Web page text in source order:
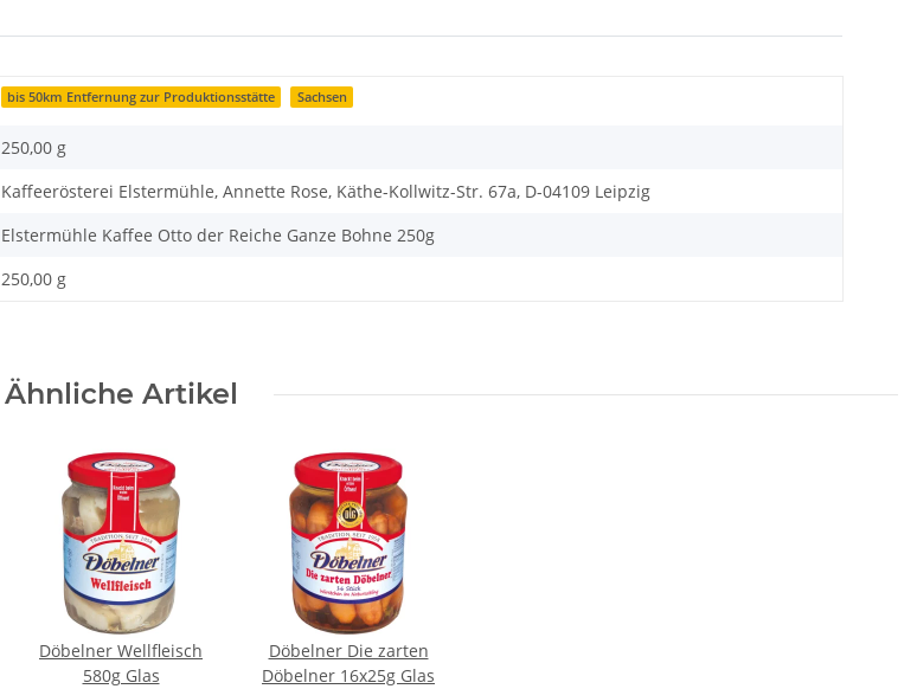
bis 50km Entfernung zur Produktionsstätte Sachsen
250,00 g
Kaffeerösterei Elstermühle, Annette Rose, Käthe-Kollwitz-Str. 67a, D-04109 Leipzig
Elstermühle Kaffee Otto der Reiche Ganze Bohne 250g
250,00 g
Ähnliche Artikel
Döbelner Wellfleisch
580g Glas
Döbelner Die zarten
Döbelner 16x25g Glas